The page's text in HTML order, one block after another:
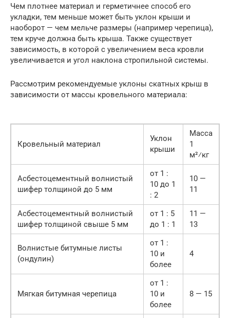
Чем плотнее материал и герметичнее способ его
укладки, тем меньше может быть уклон крыши и
наоборот — чем мельче размеры (например черепица),
тем круче должна быть крыша. Также существует
зависимость, в которой с увеличением веса кровли
увеличивается и угол наклона стропильной системы.
Рассмотрим рекомендуемые уклоны скатных крыш в
зависимости от массы кровельного материала:
Кровельный материал
Уклон
крыши
Масса
1
м²⁄кг
Асбестоцементный волнистый
шифер толщиной до 5 мм
от 1 :
10 до 1
: 2
10 —
11
Асбестоцементный волнистый
шифер толщиной свыше 5 мм
от 1 : 5
до 1 : 1
11 —
13
Волнистые битумные листы
(ондулин)
от 1 :
10 и
более
4
Мягкая битумная черепица
от 1 :
10 и
более
8 — 15